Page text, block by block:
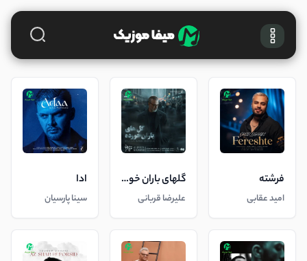
فرشته
امید عقابی
گلهای باران خورده
علیرضا قربانی
ادا
سینا پارسیان